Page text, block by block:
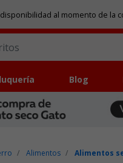
al momento de la
Blog
Alimentos Alimentos